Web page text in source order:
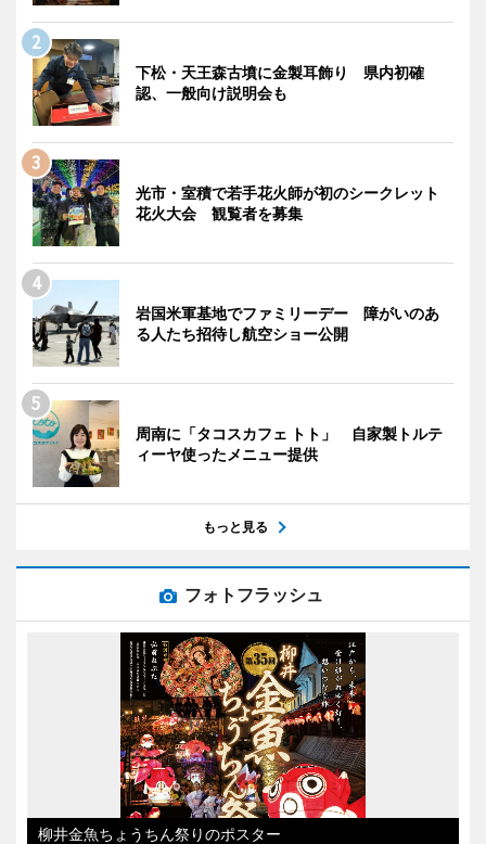
下松・天王森古墳に金製耳飾り 県内初確
認、一般向け説明会も
光市・室積で若手花火師が初のシークレット
花火大会 観覧者を募集
岩国米軍基地でファミリーデー 障がいのあ
る人たち招待し航空ショー公開
周南に「タコスカフェ トト」 自家製トルテ
ィーヤ使ったメニュー提供
もっと見る
フォトフラッシュ
柳井金魚ちょうちん祭りのポスター